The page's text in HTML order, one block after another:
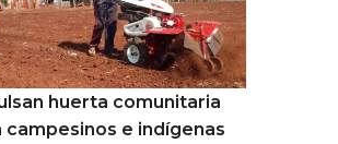
huerta comunitaria
campesinos e indígenas